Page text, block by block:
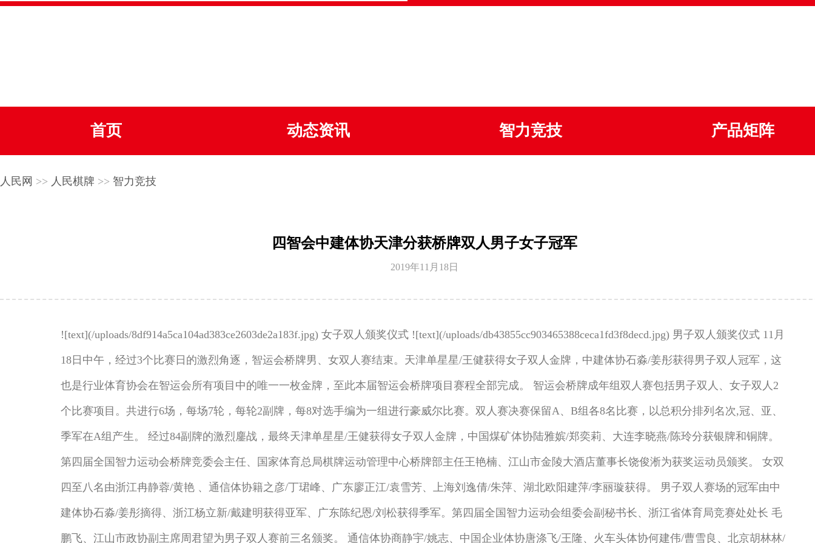
首页 动态资讯 智力竞技 产品矩阵
人民网 >> 人民棋牌 >> 智力竞技
四智会中建体协天津分获桥牌双人男子女子冠军
2019年11月18日
![text](/uploads/8df914a5ca104ad383ce2603de2a183f.jpg) 女子双人颁奖仪式 ![text](/uploads/db43855cc903465388ceca1fd3f8decd.jpg) 男子双人颁奖仪式 11月
18日中午，经过3个比赛日的激烈角逐，智运会桥牌男、女双人赛结束。天津单星星/王健获得女子双人金牌，中建体协石淼/姜彤获得男子双人冠军，这
也是行业体育协会在智运会所有项目中的唯一一枚金牌，至此本届智运会桥牌项目赛程全部完成。 智运会桥牌成年组双人赛包括男子双人、女子双人2
个比赛项目。共进行6场，每场7轮，每轮2副牌，每8对选手编为一组进行豪威尔比赛。双人赛决赛保留A、B组各8名比赛，以总积分排列名次,冠、亚、
季军在A组产生。 经过84副牌的激烈鏖战，最终天津单星星/王健获得女子双人金牌，中国煤矿体协陆雅嫔/郑奕莉、大连李晓燕/陈玲分获银牌和铜牌。
第四届全国智力运动会桥牌竞委会主任、国家体育总局棋牌运动管理中心桥牌部主任王艳楠、江山市金陵大酒店董事长饶俊淅为获奖运动员颁奖。 女双
四至八名由浙江冉静蓉/黄艳 、通信体协籍之彦/丁珺峰、广东廖正江/袁雪芳、上海刘逸倩/朱萍、湖北欧阳建萍/李丽璇获得。 男子双人赛场的冠军由中
建体协石淼/姜彤摘得、浙江杨立新/戴建明获得亚军、广东陈纪恩/刘松获得季军。第四届全国智力运动会组委会副秘书长、浙江省体育局竞赛处处长 毛
鹏飞、江山市政协副主席周君望为男子双人赛前三名颁奖。 通信体协商静宇/姚志、中国企业体协唐涤飞/王隆、火车头体协何建伟/曹雪良、北京胡林林/